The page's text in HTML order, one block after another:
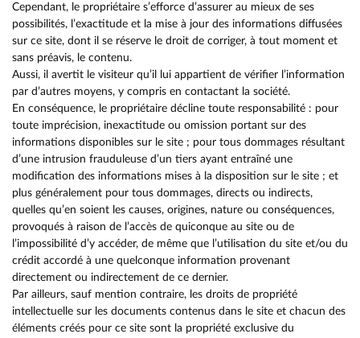
Cependant, le propriétaire s’efforce d’assurer au mieux de ses
possibilités, l’exactitude et la mise à jour des informations diffusées
sur ce site, dont il se réserve le droit de corriger, à tout moment et
sans préavis, le contenu.
Aussi, il avertit le visiteur qu’il lui appartient de vérifier l’information
par d’autres moyens, y compris en contactant la société.
En conséquence, le propriétaire décline toute responsabilité : pour
toute imprécision, inexactitude ou omission portant sur des
informations disponibles sur le site ; pour tous dommages résultant
d’une intrusion frauduleuse d’un tiers ayant entraîné une
modification des informations mises à la disposition sur le site ; et
plus généralement pour tous dommages, directs ou indirects,
quelles qu’en soient les causes, origines, nature ou conséquences,
provoqués à raison de l’accès de quiconque au site ou de
l’impossibilité d’y accéder, de même que l’utilisation du site et/ou du
crédit accordé à une quelconque information provenant
directement ou indirectement de ce dernier.
Par ailleurs, sauf mention contraire, les droits de propriété
intellectuelle sur les documents contenus dans le site et chacun des
éléments créés pour ce site sont la propriété exclusive du